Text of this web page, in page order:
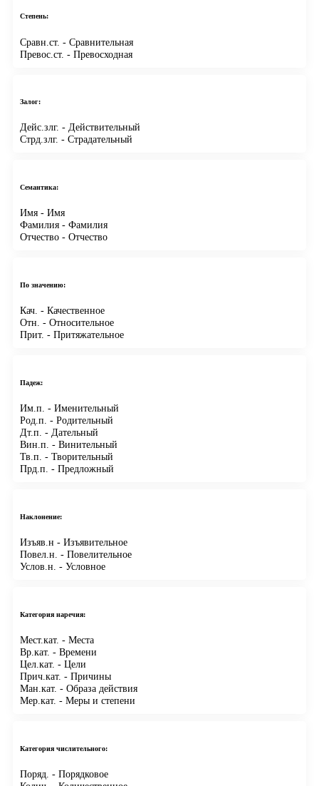
Степень:
Сравн.ст. - Сравнительная
Превос.ст. - Превосходная
Залог:
Дейс.злг. - Действительный
Стрд.злг. - Страдательный
Семантика:
Имя - Имя
Фамилия - Фамилия
Отчество - Отчество
По значению:
Кач. - Качественное
Отн. - Относительное
Прит. - Притяжательное
Падеж:
Им.п. - Именительный
Род.п. - Родительный
Дт.п. - Дательный
Вин.п. - Винительный
Тв.п. - Творительный
Прд.п. - Предложный
Наклонение:
Изъяв.н - Изъявительное
Повел.н. - Повелительное
Услов.н. - Условное
Категория наречия:
Мест.кат. - Места
Вр.кат. - Времени
Цел.кат. - Цели
Прич.кат. - Причины
Ман.кат. - Образа действия
Мер.кат. - Меры и степени
Категория числительного:
Поряд. - Порядковое